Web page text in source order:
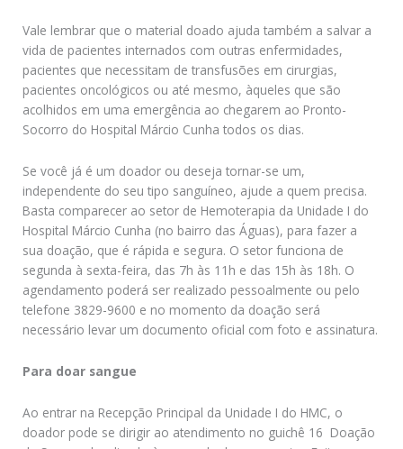
Vale lembrar que o material doado ajuda também a salvar a
vida de pacientes internados com outras enfermidades,
pacientes que necessitam de transfusões em cirurgias,
pacientes oncológicos ou até mesmo, àqueles que são
acolhidos em uma emergência ao chegarem ao Pronto-
Socorro do Hospital Márcio Cunha todos os dias.
Se você já é um doador ou deseja tornar-se um,
independente do seu tipo sanguíneo, ajude a quem precisa.
Basta comparecer ao setor de Hemoterapia da Unidade I do
Hospital Márcio Cunha (no bairro das Águas), para fazer a
sua doação, que é rápida e segura. O setor funciona de
segunda à sexta-feira, das 7h às 11h e das 15h às 18h. O
agendamento poderá ser realizado pessoalmente ou pelo
telefone 3829-9600 e no momento da doação será
necessário levar um documento oficial com foto e assinatura.
Para doar sangue
Ao entrar na Recepção Principal da Unidade I do HMC, o
doador pode se dirigir ao atendimento no guichê 16  Doação